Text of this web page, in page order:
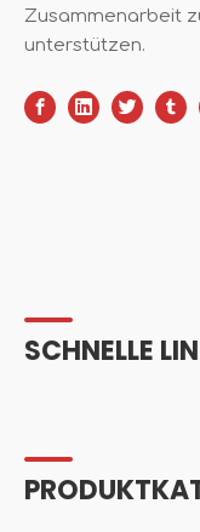
Zusammenarbeit
unterstützen.
SCHNELLE